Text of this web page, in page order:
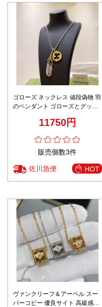
ゴローズ ネックレス 値段偽物 羽
のペンダント ゴローズとグッチ
11750円
販売個数3件
佐川急便 HOT
ヴァンクリーフ＆アーペル スー
パーコピー 優良サイト 高級感仕